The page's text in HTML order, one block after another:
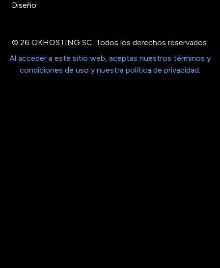
Diseño
© 26 OKHOSTING SC. Todos los derechos reservados.
Al acceder a este sitio web, aceptas nuestros términos y
condiciones de uso y nuestra política de privacidad.